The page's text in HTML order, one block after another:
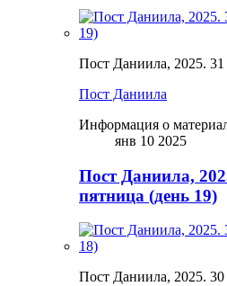
Пост Даниила, 2025. 31
Пост Даниила
Информация о
янв 10 2025
Пост Даниила,
пятница (день 19)
Пост Даниила, 2025. 30